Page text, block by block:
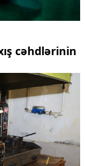
cəhdlərinin